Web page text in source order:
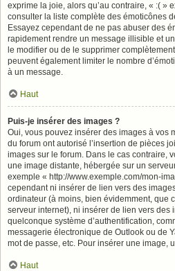
exprime la joie, alors qu’au contraire, « :( »
consulter la liste complète des émoticônes
Essayez cependant de ne pas abuser des
rapidement rendre un message illisible et
le modifier ou de le supprimer
peuvent également limiter le nombre
à un message.
Haut
Puis-je insérer des images ?
Oui, vous pouvez insérer des images à vos
du forum ont autorisé l’insertion de pièces
images sur le forum. Dans le cas contraire,
une image distante, hébergée sur un
exemple « http://www.exemple.com/mon-
cependant ni insérer de lien vers des
ordinateur (à moins, bien évidemment, que
serveur internet), ni insérer de lien vers des
quelconque système d’authentification,
messagerie électronique de Outlook ou de
mot de passe, etc. Pour insérer une image,
Haut